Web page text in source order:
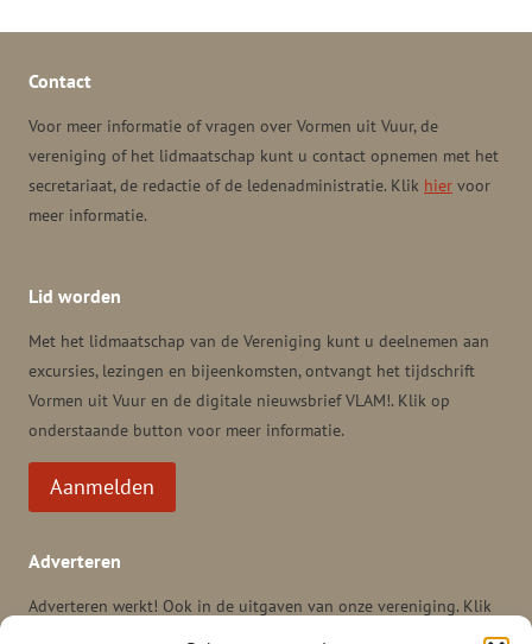
Contact
Voor meer informatie of vragen over Vormen uit Vuur, de
vereniging of het lidmaatschap kunt u contact opnemen met het
secretariaat, de redactie of de ledenadministratie. Klik hier voor
meer informatie.
Lid worden
Met het lidmaatschap van de Vereniging kunt u deelnemen aan
excursies, lezingen en bijeenkomsten, ontvangt het tijdschrift
Vormen uit Vuur en de digitale nieuwsbrief VLAM!. Klik op
onderstaande button voor meer informatie.
Aanmelden
Adverteren
Adverteren werkt! Ook in de uitgaven van onze vereniging. Klik